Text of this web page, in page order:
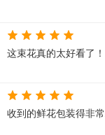
这束花真的太好看了
收到的鲜花包装得非